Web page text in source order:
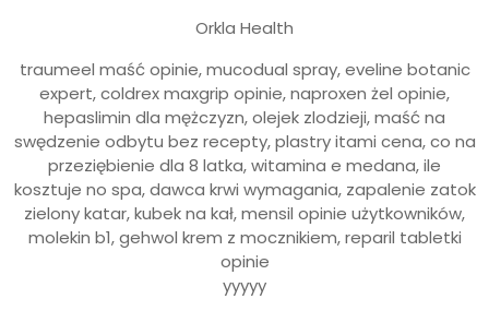
Orkla Health
traumeel maść opinie, mucodual spray, eveline botanic
expert, coldrex maxgrip opinie, naproxen żel opinie,
hepaslimin dla mężczyzn, olejek zlodzieji, maść na
swędzenie odbytu bez recepty, plastry itami cena, co na
przeziębienie dla 8 latka, witamina e medana, ile
kosztuje no spa, dawca krwi wymagania, zapalenie zatok
zielony katar, kubek na kał, mensil opinie użytkowników,
molekin b1, gehwol krem z mocznikiem, reparil tabletki
opinie
yyyyy